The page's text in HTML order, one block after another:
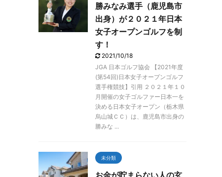
勝みなみ選手（鹿児島市
出身）が２０２１年日本
女子オープンゴルフを制
す！
2021/10/18
JGA 日本ゴルフ協会 【2021年度
(第54回)日本女子オープンゴルフ
選手権競技】引用 ２０２１年１０
月開催の女子ゴルファー日本一を
決める日本女子オープン（栃木県
烏山城ＣＣ）は、鹿児島市出身の
勝みな ...
未分類
お金が貯まらない人の玄